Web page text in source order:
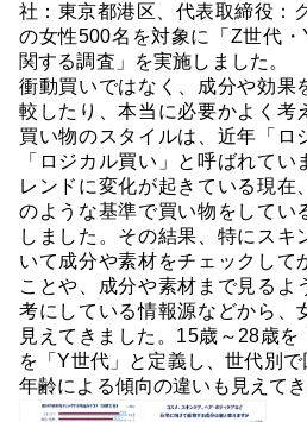
社：東京都港区、代表取締役：
の女性500名を対象に「Z世代
関する調査」を実施しました。
衝動買いではなく、成分や効果
較したり、本当に必要かよく考
買い物のスタイルは、近年「ロ
「ロジカル買い」と呼ばれてい
レンドに変化が起きている現在
のような基準で買い物をしてい
しました。その結果、特にスキ
いて成分や素材をチェックして
ことや、成分や素材まで見るよ
考にしている情報源などから、
見えてきました。15歳～28歳
を「Y世代」と定義し、世代別で
年齢による傾向の違いも見えてき